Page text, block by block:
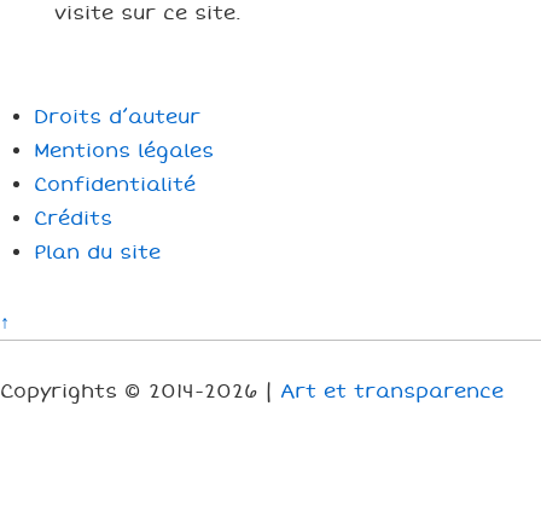
visite sur ce site.
Droits d’auteur
Mentions légales
Confidentialité
Crédits
Plan du site
↑
Copyrights © 2014-2026 | Art et transparence